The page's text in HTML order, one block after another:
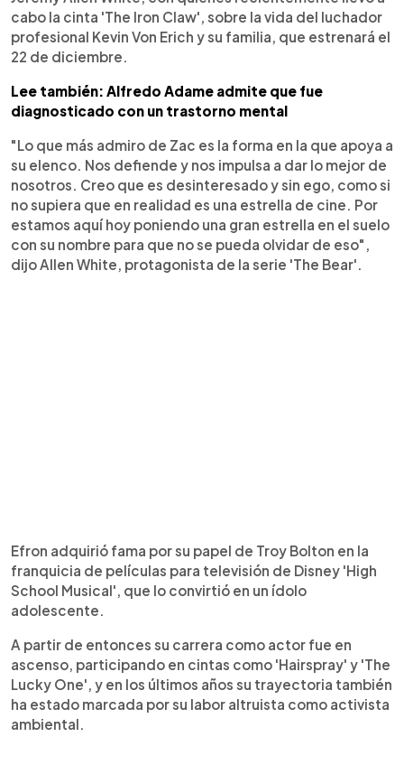
cabo la cinta 'The Iron Claw', sobre la vida del luchador
profesional Kevin Von Erich y su familia, que estrenará el
22 de diciembre.
Lee también: Alfredo Adame admite que fue
diagnosticado con un trastorno mental
"Lo que más admiro de Zac es la forma en la que apoya a
su elenco. Nos defiende y nos impulsa a dar lo mejor de
nosotros. Creo que es desinteresado y sin ego, como si
no supiera que en realidad es una estrella de cine. Por
estamos aquí hoy poniendo una gran estrella en el suelo
con su nombre para que no se pueda olvidar de eso",
dijo Allen White, protagonista de la serie 'The Bear'.
Efron adquirió fama por su papel de Troy Bolton en la
franquicia de películas para televisión de Disney 'High
School Musical', que lo convirtió en un ídolo
adolescente.
A partir de entonces su carrera como actor fue en
ascenso, participando en cintas como 'Hairspray' y 'The
Lucky One', y en los últimos años su trayectoria también
ha estado marcada por su labor altruista como activista
ambiental.